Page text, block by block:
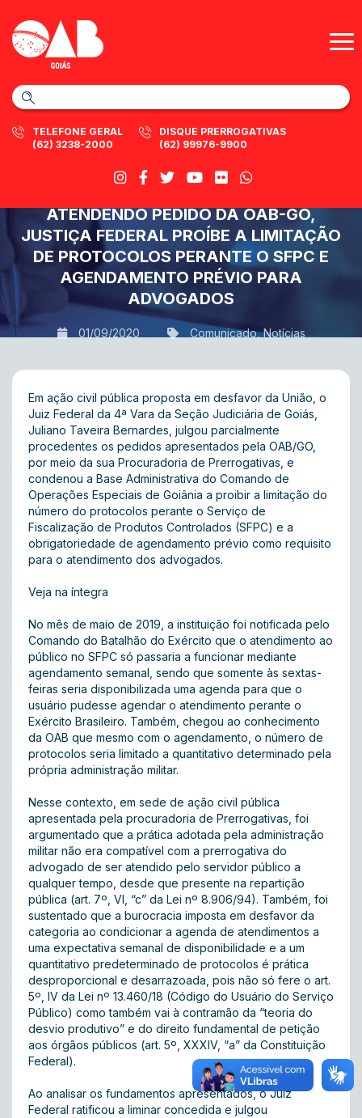
TELEFONE GERAL
(62) 3238-2000
DISQUE PRERROGATIVAS
(62) 99976-9900
ATENDENDO PEDIDO DA OAB-GO,
JUSTIÇA FEDERAL PROÍBE A LIMITAÇÃO
DE PROTOCOLOS PERANTE O SFPC E
AGENDAMENTO PRÉVIO PARA
ADVOGADOS
01/09/2020 Comunicado,Notícias
Em ação civil pública proposta em desfavor da União, o
Juiz Federal da 4ª Vara da Seção Judiciária de Goiás,
Juliano Taveira Bernardes, julgou parcialmente
procedentes os pedidos apresentados pela OAB/GO,
por meio da sua Procuradoria de Prerrogativas, e
condenou a Base Administrativa do Comando de
Operações Especiais de Goiânia a proibir a limitação do
número do protocolos perante o Serviço de
Fiscalização de Produtos Controlados (SFPC) e a
obrigatoriedade de agendamento prévio como requisito
para o atendimento dos advogados.
Veja na íntegra
No mês de maio de 2019, a instituição foi notificada pelo
Comando do Batalhão do Exército que o atendimento ao
público no SFPC só passaria a funcionar mediante
agendamento semanal, sendo que somente às sextas-
feiras seria disponibilizada uma agenda para que o
usuário pudesse agendar o atendimento perante o
Exército Brasileiro. Também, chegou ao conhecimento
da OAB que mesmo com o agendamento, o número de
protocolos seria limitado a quantitativo determinado pela
própria administração militar.
Nesse contexto, em sede de ação civil pública
apresentada pela procuradoria de Prerrogativas, foi
argumentado que a prática adotada pela administração
militar não era compatível com a prerrogativa do
advogado de ser atendido pelo servidor público a
qualquer tempo, desde que presente na repartição
pública (art. 7º, VI, “c” da Lei nº 8.906/94). Também, foi
sustentado que a burocracia imposta em desfavor da
categoria ao condicionar a agenda de atendimentos a
uma expectativa semanal de disponibilidade e a um
quantitativo predeterminado de protocolos é prática
desproporcional e desarrazoada, pois não só fere o art.
5º, IV da Lei nº 13.460/18 (Código do Usuário do Serviço
Público) como também vai à contramão da “teoria do
desvio produtivo” e do direito fundamental de petição
aos órgãos públicos (art. 5º, XXXIV, “a” da Constituição
Federal).
Ao analisar os fundamentos apresentados, o Juiz
Federal ratificou a liminar concedida e julgou